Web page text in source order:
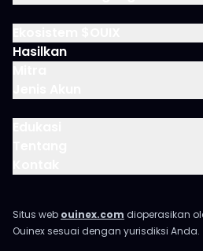
Hasilkan
Situs web ouinex.com dioperasikan
Ouinex sesuai dengan yurisdiksi Anda.